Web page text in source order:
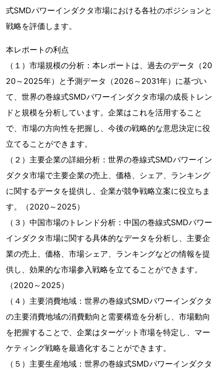
式SMDパワーインダクタ市場における各社のポジションと
戦略を評価します。
本レポートの利点
（１）市場規模の分析：本レポートは、過去のデータ（20
20～2025年）と予測データ（2026～2031年）に基づい
て、世界の巻線式SMDパワーインダクタ市場の成長トレン
ドと規模を分析しています。企業はこれを活用すること
で、市場の方向性を把握し、今後の戦略的な意思決定に役
立てることができます。
（２）主要企業の詳細分析：世界の巻線式SMDパワーイン
ダクタ市場で主要企業の売上、価格、シェア、ランキング
に関するデータを提供し、企業が競争戦略立案に役立ちま
す。（2020～2025）
（３）中国市場のトレンド分析：中国の巻線式SMDパワー
インダクタ市場に関する具体的なデータを分析し、主要企
業の売上、価格、市場シェア、ランキングなどの情報を提
供し、効果的な市場参入戦略を立てることができます。
（2020～2025）
（４）主要消費地域：世界の巻線式SMDパワーインダクタ
の主要消費地域の消費動向と需要構造を分析し、市場動向
を把握することで、企業はターゲット市場を特定し、マー
ケティング戦略を最適化することができます。
（５）主要生産地域：世界の巻線式SMDパワーインダクタ